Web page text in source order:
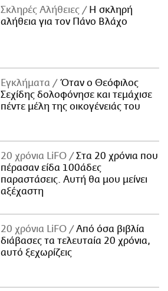
Σκληρές Αλήθειες
H σκληρή
αλήθεια για τον Πάνο Βλάχο
Εγκλήματα
Όταν ο Θεόφιλος
Σεχίδης δολοφόνησε και τεμάχισε
πέντε μέλη της οικογένειάς του
20 χρόνια LiFO
Στα 20 χρόνια που
πέρασαν είδα 100άδες
παραστάσεις. Αυτή θα μου μείνει
αξέχαστη
20 χρόνια LiFO
Από όσα βιβλία
διάβασες τα τελευταία 20 χρόνια,
αυτό ξεχωρίζεις